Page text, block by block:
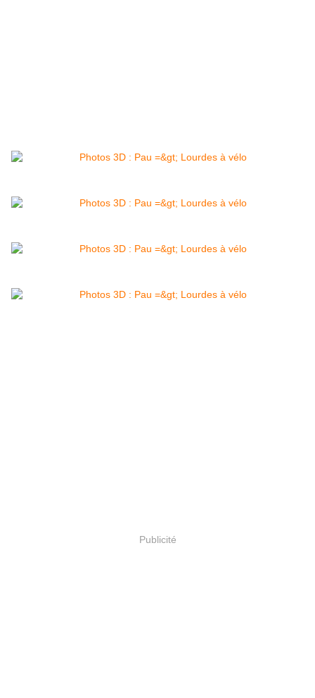
Publicité